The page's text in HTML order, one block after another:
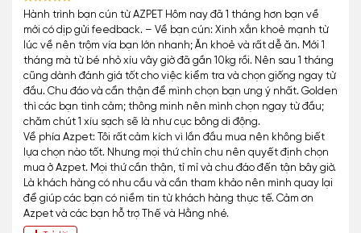
Hành trình bạn cún từ AZPET Hôm nay đã 1 tháng hơn bạn về
mới có dịp gửi feedback. – Về bạn cún: Xinh xắn khoẻ mạnh từ
lúc về nên trộm vía bạn lớn nhanh; Ăn khoẻ và rất dễ ăn. Mới 1
tháng mà từ bé nhỏ xíu vây giờ đã gần 10kg rồi. Nên sau 1 tháng
cũng dành đánh giá tốt cho việc kiểm tra và chọn giống ngay từ
đầu. Chu đáo và cẩn thận để mình chọn bạn ưng ý nhất. Golden
thì các bạn tình cảm; thông minh nên mình chọn ngay từ đầu;
chăm chút 1 xíu sạch sẽ là như cục bông di động.
Về phía Azpet: Tôi rất cảm kích vì lần đầu mua nên không biết
lựa chọn nào tốt. Nhưng mọi thứ chỉn chu nên quyết định chọn
mua ở Azpet. Mọi thứ cần thận, tỉ mỉ và chu đáo đến tận bây giờ.
Là khách hàng có nhu cầu và cần tham khảo nên mình quay lại
để giúp các bạn có niềm tin từ khách hàng thực tế. Cảm ơn
Azpet và các bạn hỗ trợ Thế và Hằng nhé.